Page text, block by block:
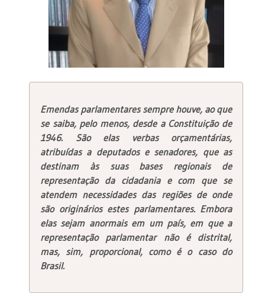
Emendas parlamentares sempre houve, ao que
se saiba, pelo menos, desde a Constituição de
1946. São elas verbas orçamentárias,
atribuídas a deputados e senadores, que as
destinam às suas bases regionais de
representação da cidadania e com que se
atendem necessidades das regiões de onde
são originários estes parlamentares. Embora
elas sejam anormais em um país, em que a
representação parlamentar não é distrital,
mas, sim, proporcional, como é o caso do
Brasil.